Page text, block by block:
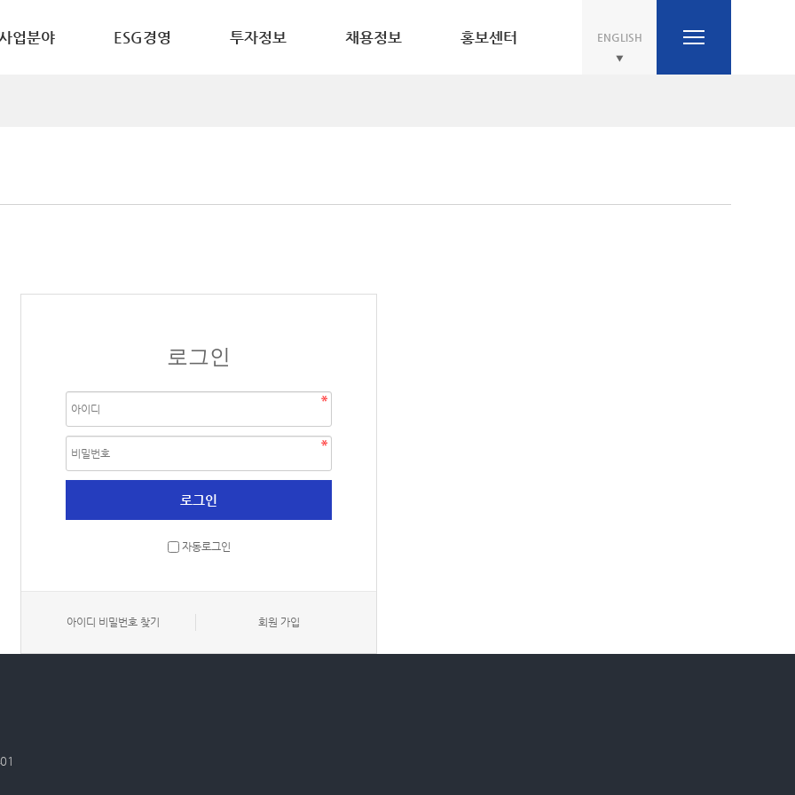
업분야 ESG경영 투자정보 채용정보 홍보센터 ENGLISH
로그인
자동로그인
아이디 비밀번호 찾기 회원 가입